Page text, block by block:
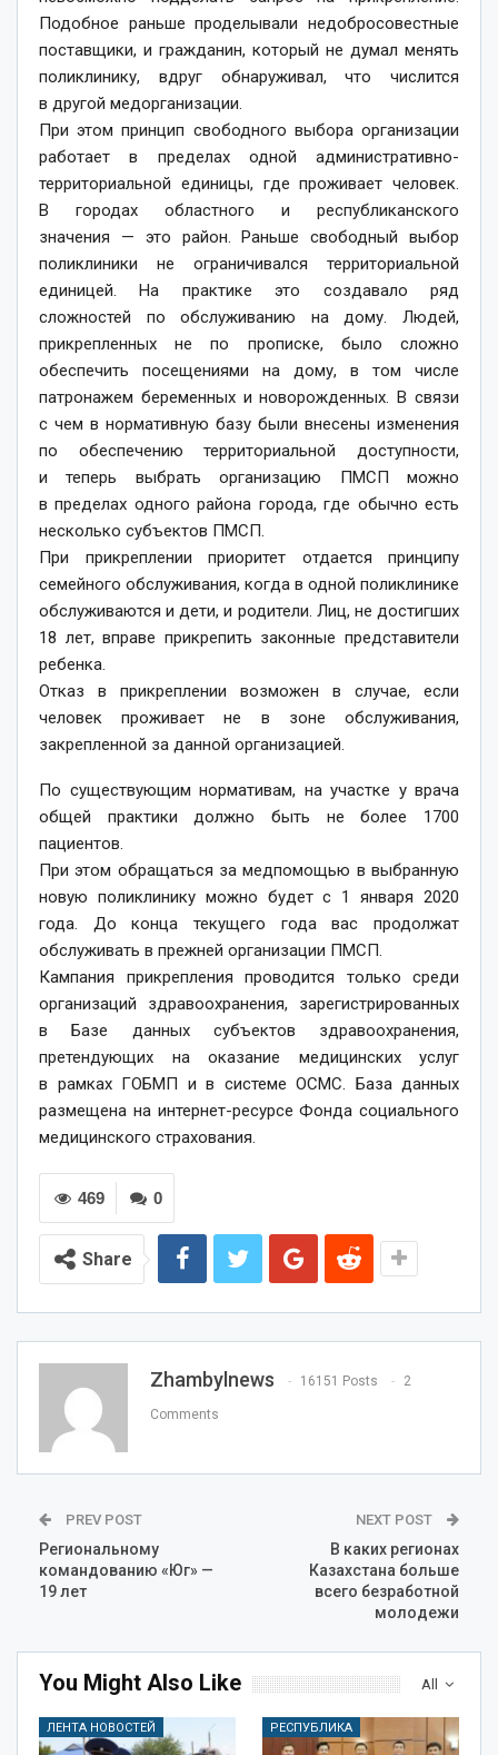
Подобное раньше проделывали недобросовестные
поставщики, и гражданин, который не думал менять
поликлинику, вдруг обнаруживал, что числится
в другой медорганизации.
При этом принцип свободного выбора организации
работает в пределах одной административно-
территориальной единицы, где проживает человек.
В городах областного и республиканского
значения — это район. Раньше свободный выбор
поликлиники не ограничивался территориальной
единицей. На практике это создавало ряд
сложностей по обслуживанию на дому. Людей,
прикрепленных не по прописке, было сложно
обеспечить посещениями на дому, в том числе
патронажем беременных и новорожденных. В связи
с чем в нормативную базу были внесены изменения
по обеспечению территориальной доступности,
и теперь выбрать организацию ПМСП можно
в пределах одного района города, где обычно есть
несколько субъектов ПМСП.
При прикреплении приоритет отдается принципу
семейного обслуживания, когда в одной поликлинике
обслуживаются и дети, и родители. Лиц, не достигших
18 лет, вправе прикрепить законные представители
ребенка.
Отказ в прикреплении возможен в случае, если
человек проживает не в зоне обслуживания,
закрепленной за данной организацией.
По существующим нормативам, на участке у врача
общей практики должно быть не более 1700
пациентов.
При этом обращаться за медпомощью в выбранную
новую поликлинику можно будет с 1 января 2020
года. До конца текущего года вас продолжат
обслуживать в прежней организации ПМСП.
Кампания прикрепления проводится только среди
организаций здравоохранения, зарегистрированных
в Базе данных субъектов здравоохранения,
претендующих на оказание медицинских услуг
в рамках ГОБМП и в системе ОСМС. База данных
размещена на интернет-ресурсе Фонда социального
медицинского страхования.
0
469
Share
Zhambylnews 16151 Posts 2
Comments
PREV POST
Региональному
командованию «Юг» —
19 лет
NEXT POST
В каких регионах
Казахстана больше
всего безработной
молодежи
All
You Might Also Like
ЛЕНТА НОВОСТЕЙ РЕСПУБЛИКА